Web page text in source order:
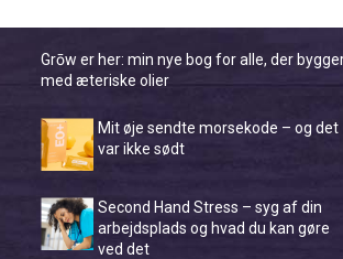
Grōw er her: min nye bog for alle, der
med æteriske olier
Mit øje sendte morsekode – og det
var ikke sødt
Second Hand Stress – syg af din
arbejdsplads og hvad du kan gøre
ved det